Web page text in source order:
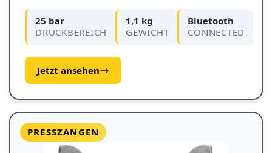
25 bar
DRUCKBEREICH
1,1 kg
GEWICHT
Bluetooth
CONNECTED
Jetzt ansehen
PRESSZANGEN